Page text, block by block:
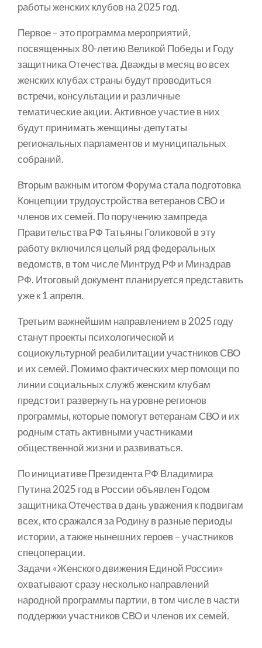
работы женских клубов на 2025 год.
Первое – это программа мероприятий,
посвященных 80-летию Великой Победы и Году
защитника Отечества. Дважды в месяц во всех
женских клубах страны будут проводиться
встречи, консультации и различные
тематические акции. Активное участие в них
будут принимать женщины-депутаты
региональных парламентов и муниципальных
собраний.
Вторым важным итогом Форума стала подготовка
Концепции трудоустройства ветеранов СВО и
членов их семей. По поручению зампреда
Правительства РФ Татьяны Голиковой в эту
работу включился целый ряд федеральных
ведомств, в том числе Минтруд РФ и Минздрав
РФ. Итоговый документ планируется представить
уже к 1 апреля.
Третьим важнейшим направлением в 2025 году
станут проекты психологической и
социокультурной реабилитации участников СВО
и их семей. Помимо фактических мер помощи по
линии социальных служб женским клубам
предстоит развернуть на уровне регионов
программы, которые помогут ветеранам СВО и их
родным стать активными участниками
общественной жизни и развиваться.
По инициативе Президента РФ Владимира
Путина 2025 год в России объявлен Годом
защитника Отечества в дань уважения к подвигам
всех, кто сражался за Родину в разные периоды
истории, а также нынешних героев – участников
спецоперации.
Задачи «Женского движения Единой России»
охватывают сразу несколько направлений
народной программы партии, в том числе в части
поддержки участников СВО и членов их семей.